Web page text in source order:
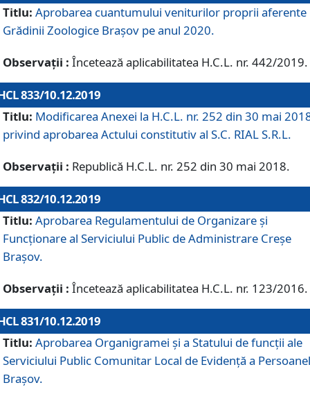
Titlu: Aprobarea cuantumului veniturilor proprii aferente
Grădinii Zoologice Braşov pe anul 2020.
Observații : Încetează aplicabilitatea H.C.L. nr. 442/2019.
833/10.12.2019
Titlu: Modificarea Anexei la H.C.L. nr. 252 din 30 mai
privind aprobarea Actului constitutiv al S.C. RIAL S.R.L.
Observații : Republică H.C.L. nr. 252 din 30 mai 2018.
832/10.12.2019
Titlu: Aprobarea Regulamentului de Organizare și
Funcționare al Serviciului Public de Administrare Creșe
Brașov.
Observații : Încetează aplicabilitatea H.C.L. nr. 123/2016.
831/10.12.2019
Titlu: Aprobarea Organigramei și a Statului de funcții ale
Serviciului Public Comunitar Local de Evidență a
Brașov.